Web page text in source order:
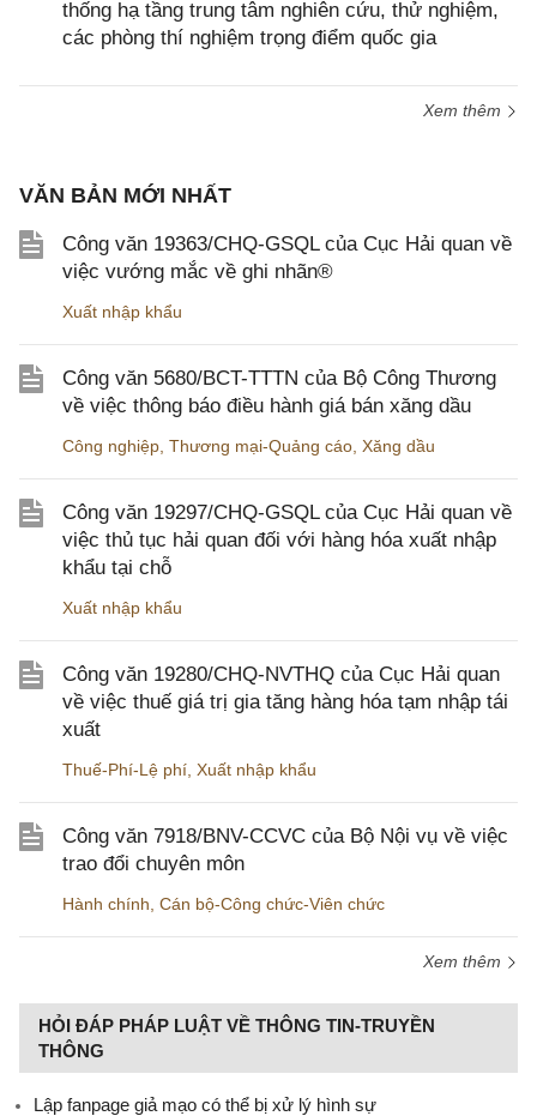
thống hạ tầng trung tâm nghiên cứu, thử nghiệm,
các phòng thí nghiệm trọng điểm quốc gia
Xem thêm
VĂN BẢN MỚI NHẤT
Công văn 19363/CHQ-GSQL của Cục Hải quan về
việc vướng mắc về ghi nhãn®
Xuất nhập khẩu
Công văn 5680/BCT-TTTN của Bộ Công Thương
về việc thông báo điều hành giá bán xăng dầu
Công nghiệp Thương mại-Quảng cáo Xăng dầu
Công văn 19297/CHQ-GSQL của Cục Hải quan về
việc thủ tục hải quan đối với hàng hóa xuất nhập
khẩu tại chỗ
Xuất nhập khẩu
Công văn 19280/CHQ-NVTHQ của Cục Hải quan
về việc thuế giá trị gia tăng hàng hóa tạm nhập tái
xuất
Thuế-Phí-Lệ phí Xuất nhập khẩu
Công văn 7918/BNV-CCVC của Bộ Nội vụ về việc
trao đổi chuyên môn
Hành chính Cán bộ-Công chức-Viên chức
Xem thêm
HỎI ĐÁP PHÁP LUẬT VỀ THÔNG TIN-TRUYỀN
THÔNG
Lập fanpage giả mạo có thể bị xử lý hình sự